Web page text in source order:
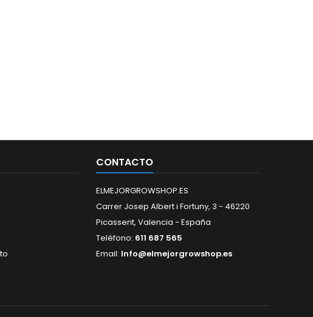
CONTACTO
ELMEJORGROWSHOP.ES
Carrer Josep Albert i Fortuny, 3 - 46220
Picassent, Valencia - España
Teléfono: 611 687 565
Email: Info@elmejorgrowshop.es